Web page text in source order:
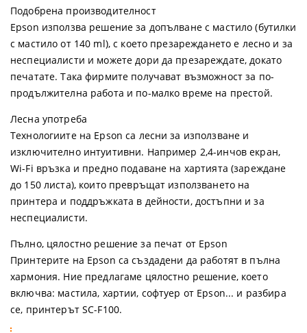
Подобрена производителност
Epson използва решение за допълване с мастило (бутилки
с мастило от 140 ml), с което презареждането е лесно и за
неспециалисти и можете дори да презареждате, докато
печатате. Така фирмите получават възможност за по-
продължителна работа и по-малко време на престой.
Лесна употреба
Технологиите на Epson са лесни за използване и
изключително интуитивни. Например 2,4-инчов екран,
Wi-Fi връзка и предно подаване на хартията (зареждане
до 150 листа), които превръщат използването на
принтера и поддръжката в дейности, достъпни и за
неспециалисти.
Пълно, цялостно решение за печат от Epson
Принтерите на Epson са създадени да работят в пълна
хармония. Ние предлагаме цялостно решение, което
включва: мастила, хартии, софтуер от Epson... и разбира
се, принтерът SC-F100.